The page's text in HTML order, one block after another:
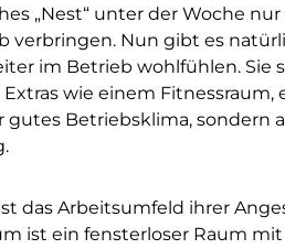
„Nest“ unter der Woche
verbringen. Nun gibt es
im Betrieb wohlfühlen.
wie einem
gutes Betriebsklima, sondern
das Arbeitsumfeld ihrer
ist ein fensterloser Raum